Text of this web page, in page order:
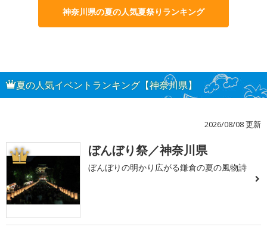
神奈川県の夏の人気夏祭りランキング
夏の人気イベントランキング【神奈川県】
2026/08/08 更新
1 ぼんぼり祭／神奈川県
ぼんぼりの明かり広がる鎌倉の夏の風物詩